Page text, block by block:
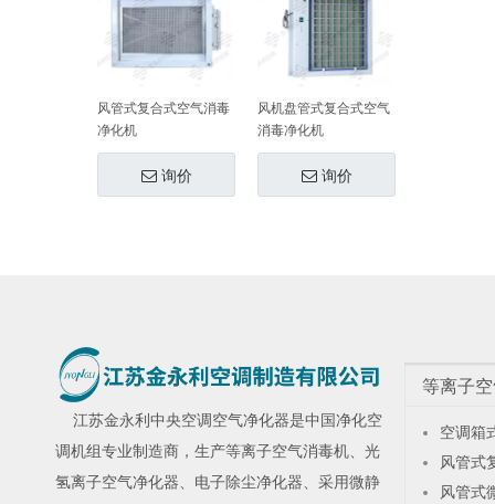
风管式复合式空气消毒
净化机
询价
风机盘管式复合式空气
消毒净化机
询价
江苏金永利 中央空调空气净化器是中国净化空
调机组专业制造商，生产等离子空气消毒机、 光
氢离子空气净化器、 电子除尘净化器、采用微静
等离子
空调箱
风管式
风管式